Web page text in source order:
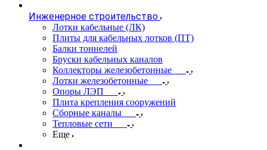
Инженерное строительство
Лотки кабельные (ЛК)
Плиты для кабельных лотков (ПТ)
Балки тоннелей
Бруски кабельных каналов
Коллекторы железобетонные
Лотки железобетонные
Опоры ЛЭП
Плита крепления сооружений
Сборные каналы
Тепловые сети
Еще